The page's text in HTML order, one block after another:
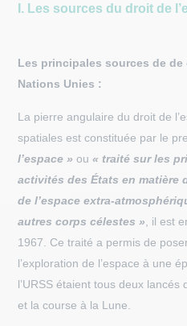
I. Les sources du droit de
Les principales sources de
Nations Unies :
La pierre angulaire du droit de
spatiales est constituée par le
l’espace » ou« traité sur les
activités des États en matière
de l’espace extra-
autres corps célestes » , il est
1967. Ce traité a permis de
l’exploration de l’espace à une
l’URSS étaient tous deux lancés
et la course à la Lune.